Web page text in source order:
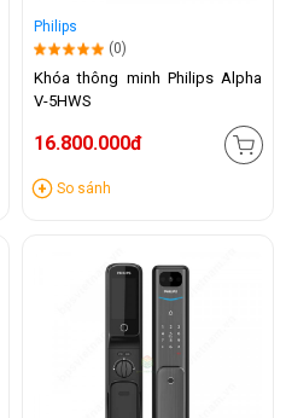
Philips
(0)
Khóa thông minh Philips Alpha
V-5HWS
16.800.000đ
So sánh